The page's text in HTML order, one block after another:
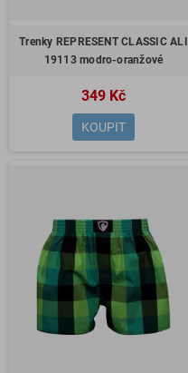
Trenky REPRESENT CLASSIC ALI
19113 modro-oranžové
349 Kč
KOUPIT